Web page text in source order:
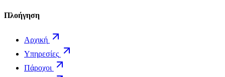
Πλοήγηση
Αρχική
Υπηρεσίες
Πάροχοι